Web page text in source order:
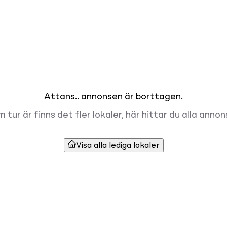
Attans.. annonsen är borttagen.
tur är finns det fler lokaler, här hittar du alla
Visa alla lediga lokaler